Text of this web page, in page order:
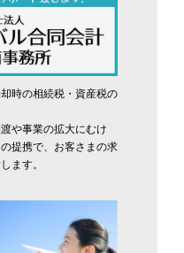
時の相続税・資産税の
や事業の拡大にむけ
提携で、お客さまの求
ます。